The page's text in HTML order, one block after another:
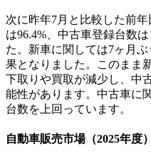
次に昨年7月と比較した前
は96.4%、中古車登録台数
た。新車に関しては7ヶ月
果となりました。このまま
下取りや買取が減少し、中
能性があります。中古車に
台数を上回っています。
自動車販売市場（2025年度）